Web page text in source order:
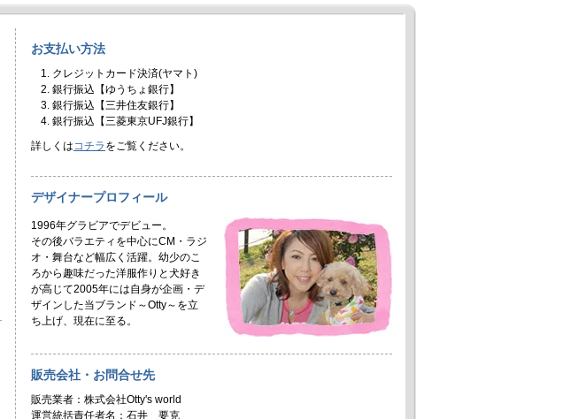
お支払い方法
クレジットカード決済(ヤマト)
銀行振込【ゆうちょ銀行】
銀行振込【三井住友銀行】
銀行振込【三菱東京UFJ銀行】
詳しくはコチラ をご覧ください。
デザイナープロフィール
1996年グラビアでデビュー。
その後バラエティを中心にCM・ラジ
オ・舞台など幅広く活躍。幼少のこ
ろから趣味だった洋服作りと犬好き
が高じて2005年には自身が企画・デ
ザインした当ブランド～Otty～を立
ち上げ、現在に至る。
販売会社・お問合せ先
販売業者：株式会社Otty's world
運営統括責任者名：石井 要克